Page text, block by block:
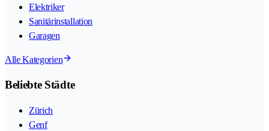
Elektriker
Sanitärinstallation
Garagen
Alle Kategorien
Beliebte Städte
Zürich
Genf